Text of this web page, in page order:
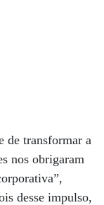
de transformar a
nos obrigaram
desse impulso,